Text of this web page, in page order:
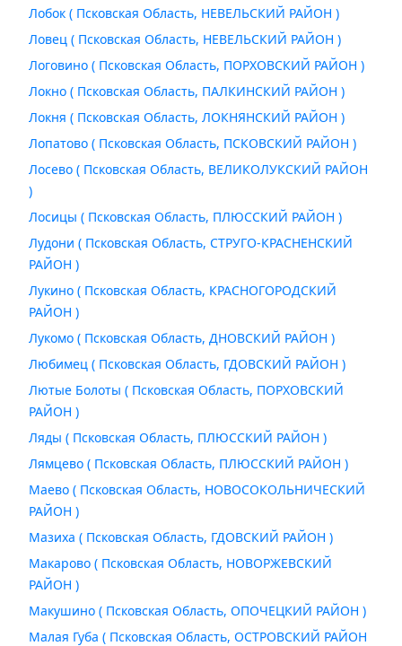
Лобок ( Псковская Область, НЕВЕЛЬСКИЙ РАЙОН )
Ловец ( Псковская Область, НЕВЕЛЬСКИЙ РАЙОН )
Логовино ( Псковская Область, ПОРХОВСКИЙ РАЙОН )
Локно ( Псковская Область, ПАЛКИНСКИЙ РАЙОН )
Локня ( Псковская Область, ЛОКНЯНСКИЙ РАЙОН )
Лопатово ( Псковская Область, ПСКОВСКИЙ РАЙОН )
Лосево ( Псковская Область, ВЕЛИКОЛУКСКИЙ РАЙОН
)
Лосицы ( Псковская Область, ПЛЮССКИЙ РАЙОН )
Лудони ( Псковская Область, СТРУГО-КРАСНЕНСКИЙ
РАЙОН )
Лукино ( Псковская Область, КРАСНОГОРОДСКИЙ
РАЙОН )
Лукомо ( Псковская Область, ДНОВСКИЙ РАЙОН )
Любимец ( Псковская Область, ГДОВСКИЙ РАЙОН )
Лютые Болоты ( Псковская Область, ПОРХОВСКИЙ
РАЙОН )
Ляды ( Псковская Область, ПЛЮССКИЙ РАЙОН )
Лямцево ( Псковская Область, ПЛЮССКИЙ РАЙОН )
Маево ( Псковская Область, НОВОСОКОЛЬНИЧЕСКИЙ
РАЙОН )
Мазиха ( Псковская Область, ГДОВСКИЙ РАЙОН )
Макарово ( Псковская Область, НОВОРЖЕВСКИЙ
РАЙОН )
Макушино ( Псковская Область, ОПОЧЕЦКИЙ РАЙОН )
Малая Губа ( Псковская Область, ОСТРОВСКИЙ РАЙОН